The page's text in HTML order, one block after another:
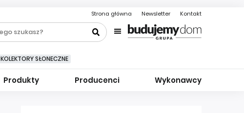
Strona główna Newsletter Kontakt
KOLEKTORY SŁONECZNE
Produkty Producenci Wykonawcy